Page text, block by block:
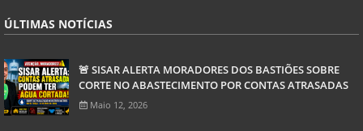
ÚLTIMAS NOTÍCIAS
🚨 SISAR ALERTA MORADORES DOS BASTIÕES SOBRE
CORTE NO ABASTECIMENTO POR CONTAS ATRASADAS
Maio 12, 2026